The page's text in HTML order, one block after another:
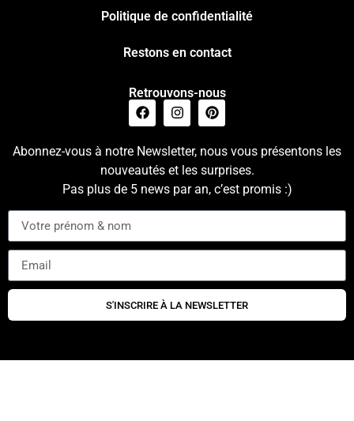
Politique de confidentialité
Restons en contact
Retrouvons-nous
Abonnez-vous à notre Newsletter, nous vous présentons les
nouveautés et les surprises.
Pas plus de 5 news par an, c’est promis :)
S'INSCRIRE À LA NEWSLETTER